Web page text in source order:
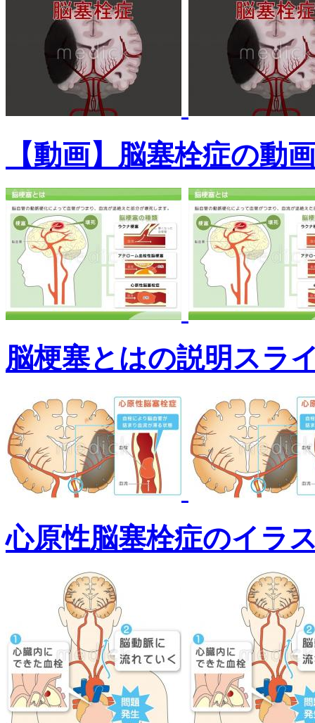
【動画】脳塞栓症の動画
脳梗塞とはの説明スラ
心原性脳塞栓症のイラ